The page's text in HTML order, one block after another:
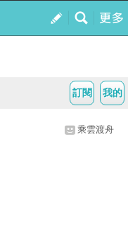
我的
訂閱
乘雲渡舟